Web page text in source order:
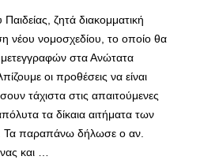
ζητά διακομματική
νέου νομοσχεδίου, το οποίο θα
στα Ανώτατα
οι προθέσεις να είναι
τάχιστα στις απαιτούμενες
τα δίκαια αιτήματα των
Τα παραπάνω δήλωσε ο αν.
και …